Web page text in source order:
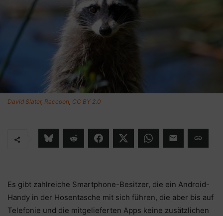
David Slater, Raccoon, CC BY 2.0
Es gibt zahlreiche Smartphone-Besitzer, die ein Android-
Handy in der Hosentasche mit sich führen, die aber bis auf
Telefonie und die mitgelieferten Apps keine zusätzlichen